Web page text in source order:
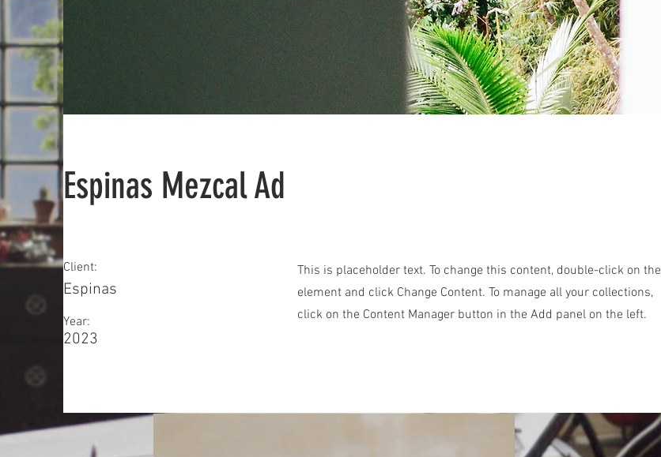
Espinas Mezcal Ad
Client:
Espinas
Year:
2023
This is placeholder text. To change this content, double-click on the
element and click Change Content. To manage all your collections,
click on the Content Manager button in the Add panel on the left.